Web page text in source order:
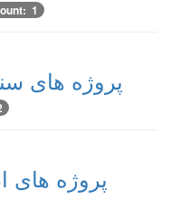
1
پروژه های
پروژه های